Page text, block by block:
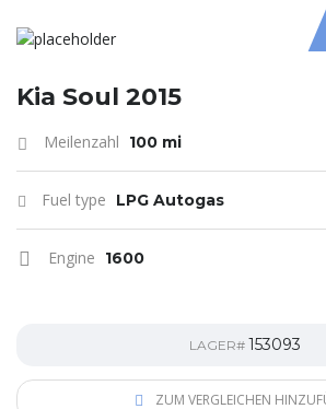
Kia Soul 2015
Meilenzahl 100 mi
Fuel type LPG Autogas
Engine 1600
LAGER# 153093
ZUM VERGLEICHEN